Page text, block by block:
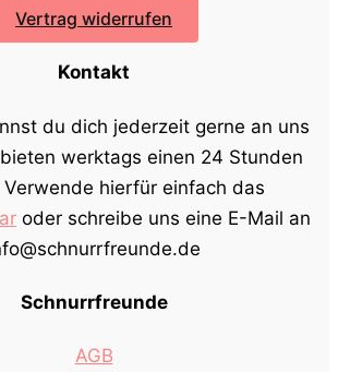
Vertrag widerrufen
Kontakt
du dich jederzeit gerne an uns
werktags einen 24 Stunden
Verwende hierfür einfach das
oder schreibe uns eine E-Mail an
Schnurrfreunde
AGB